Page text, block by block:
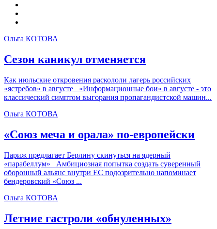
Ольга КОТОВА
Сезон каникул отменяется
Как июльские откровения раскололи лагерь российских
«ястребов» в августе «Информационные бои» в августе - это
классический симптом выгорания пропагандистской машин...
Ольга КОТОВА
«Союз меча и орала» по-европейски
Париж предлагает Берлину скинуться на ядерный
«парабеллум» Амбициозная попытка создать суверенный
оборонный альянс внутри ЕС подозрительно напоминает
бендеровский «Союз ...
Ольга КОТОВА
Летние гастроли «обнуленных»